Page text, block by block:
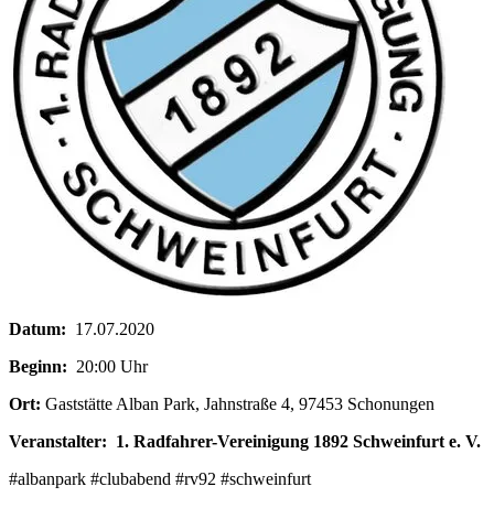
Datum: 17.07.2020
Beginn: 20:00 Uhr
Ort: Gaststätte Alban Park, Jahnstraße 4, 97453 Schonungen
Veranstalter: 1. Radfahrer-Vereinigung 1892 Schweinfurt e. V.
#albanpark‬ #clubabend #rv92 #schweinfurt